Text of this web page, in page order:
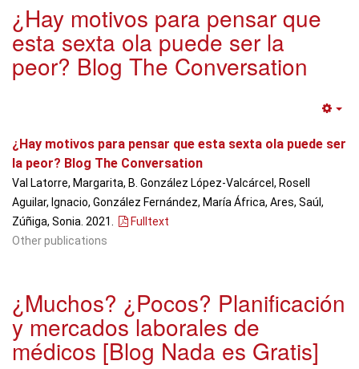
¿Hay motivos para pensar que
esta sexta ola puede ser la
peor? Blog The Conversation
¿Hay motivos para pensar que esta sexta ola puede ser
la peor? Blog The Conversation
Val Latorre, Margarita, B. González López-Valcárcel, Rosell
Aguilar, Ignacio, González Fernández, María África, Ares, Saúl,
Zúñiga, Sonia. 2021.
Fulltext
Other publications
¿Muchos? ¿Pocos? Planificación
y mercados laborales de
médicos [Blog Nada es Gratis]